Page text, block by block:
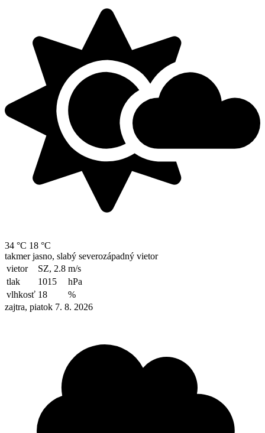
34 °C 18 °C
takmer jasno, slabý severozápadný vietor
vietor
SZ, 2.8 m/s
tlak
1015
hPa
vlhkosť 18
%
zajtra, piatok 7. 8. 2026